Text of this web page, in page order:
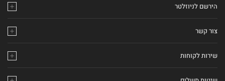
הירשם לניוזלטר
צור קשר
שירות לקוחות